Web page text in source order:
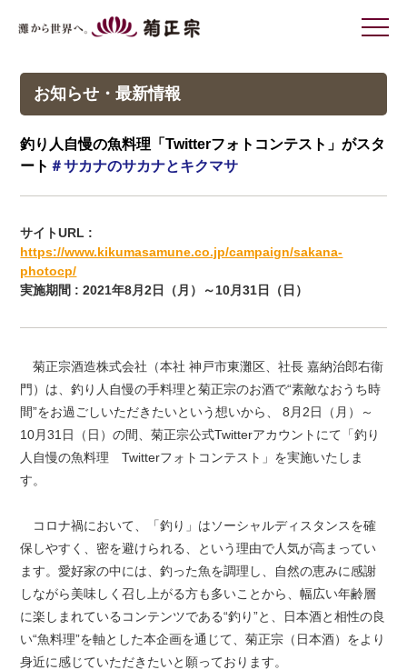
お知らせ・最新情報
釣り人自慢の魚料理「Twitterフォトコンテスト」がスタ
ート ＃サカナのサカナとキクマサ
サイトURL :
https://www.kikumasamune.co.jp/campaign/sakana-
photocp/
実施期間 : 2021年8月2日（月）～10月31日（日）
菊正宗酒造株式会社（本社 神戸市東灘区、社長 嘉納治郎右衞
門）は、釣り人自慢の手料理と菊正宗のお酒で“素敵なおうち時
間”をお過ごしいただきたいという想いから、 8月2日（月）～
10月31日（日）の間、菊正宗公式Twitterアカウントにて「釣り
人自慢の魚料理 Twitterフォトコンテスト」を実施いたしま
す。
コロナ禍において、「釣り」はソーシャルディスタンスを確
保しやすく、密を避けられる、という理由で人気が高まってい
ます。愛好家の中には、釣った魚を調理し、自然の恵みに感謝
しながら美味しく召し上がる方も多いことから、幅広い年齢層
に楽しまれているコンテンツである“釣り”と、日本酒と相性の良
い“魚料理”を軸とした本企画を通じて、菊正宗（日本酒）をより
身近に感じていただきたいと願っております。